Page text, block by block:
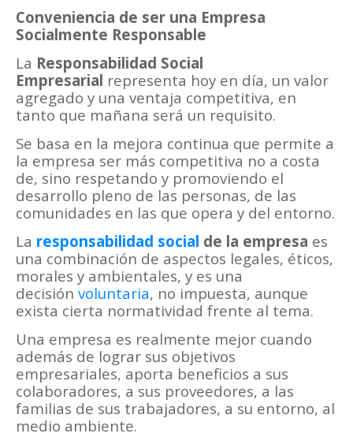
Conveniencia de ser una Empresa
Socialmente Responsable
La Responsabilidad Social
Empresarial representa hoy en día, un valor
agregado y una ventaja competitiva, en
tanto que mañana será un requisito.
Se basa en la mejora continua que permite a
la empresa ser más competitiva no a costa
de, sino respetando y promoviendo el
desarrollo pleno de las personas, de las
comunidades en las que opera y del entorno.
La responsabilidad social de la empresa es
una combinación de aspectos legales, éticos,
morales y ambientales, y es una
decisión voluntaria, no impuesta, aunque
exista cierta normatividad frente al tema.
Una empresa es realmente mejor cuando
además de lograr sus objetivos
empresariales, aporta beneficios a sus
colaboradores, a sus proveedores, a las
familias de sus trabajadores, a su entorno, al
medio ambiente.